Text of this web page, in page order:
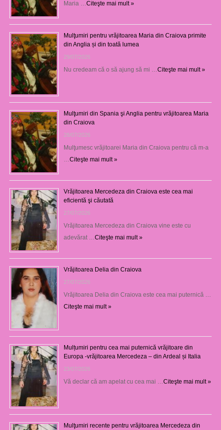
Maria … Citeşte mai mult »
Mulţumiri pentru vrăjitoarea Maria din Craiova primite
din Anglia și din toată lumea
29/07/2026
Nu credeam că o să ajung să mi … Citeşte mai mult »
Mulţumiri din Spania şi Anglia pentru vrăjitoarea Maria
din Craiova
28/07/2026
Mulţumesc vrăjitoarei Maria din Craiova pentru că m-a
Citeşte mai mult »
Vrăjitoarea Mercedeza din Craiova este cea mai
eficientă şi căutată
27/07/2026
Vrăjitoarea Mercedeza din Craiova vine este cu
adevărat … Citeşte mai mult »
Vrăjitoarea Delia din Craiova
27/07/2026
Vrăjitoarea Delia din Craiova este cea mai puternică …
Citeşte mai mult »
Mulțumiri pentru cea mai puternică vrăjitoare din
Europa -vrăjitoarea Mercedeza – din Ardeal și Italia
23/07/2026
Vă declar că am apelat cu cea mai … Citeşte mai mult »
Mulţumiri recente pentru vrăjitoarea Mercedeza din